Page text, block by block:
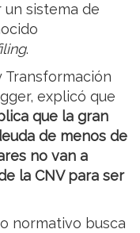
sistema de
.
Transformación
explicó que
que la gran
de menos de
no van a
la CNV para ser
normativo busca